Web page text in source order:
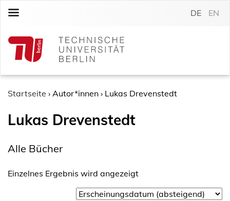
c
DE EN
Startseite › Autor*innen › Lukas Drevenstedt
Lukas Drevenstedt
Alle Bücher
Einzelnes Ergebnis wird angezeigt